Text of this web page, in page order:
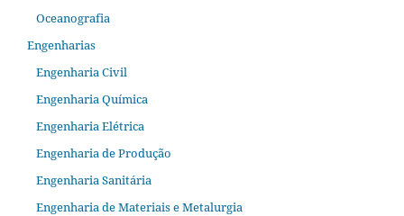
Oceanografia
Engenharias
Engenharia Civil
Engenharia Química
Engenharia Elétrica
Engenharia de Produção
Engenharia Sanitária
Engenharia de Materiais e Metalurgia